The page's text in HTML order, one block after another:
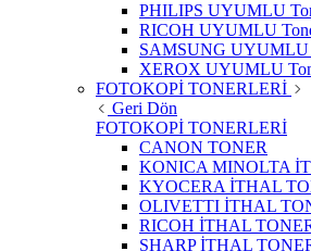
PHILIPS UYUMLU
RICOH UYUMLU
SAMSUNG UYUMLU
XEROX UYUMLU
FOTOKOPİ TONERLERİ
Geri Dön
FOTOKOPİ TONERLERİ
CANON TONER
KONICA MINOLTA
KYOCERA İTHAL
OLIVETTI İTHAL
RICOH İTHAL
SHARP İTHAL